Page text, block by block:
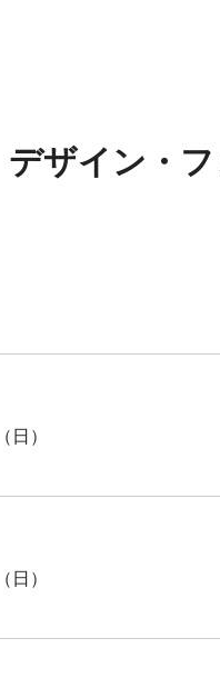
デザイン・
日）
日）